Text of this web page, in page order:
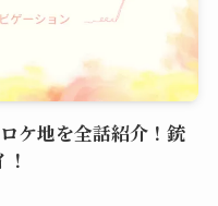
ケ地を全話紹介！銃